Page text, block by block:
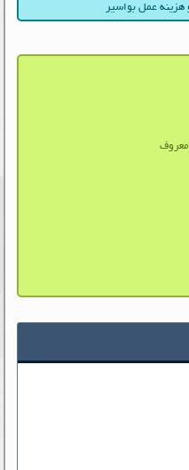
هزینه عمل بواسیر
معروف